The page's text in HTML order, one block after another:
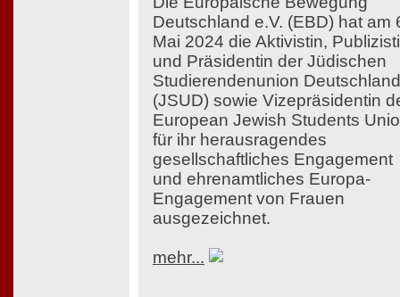
Deutschland e.V. (EBD) hat am
Mai 2024 die Aktivistin,
und Präsidentin der Jüdischen
Studierendenunion
(JSUD) sowie Vizepräsidentin
European Jewish Students
für ihr herausragendes
gesellschaftliches Engagement
und ehrenamtliches Europa-
Engagement von Frauen
ausgezeichnet.
mehr...